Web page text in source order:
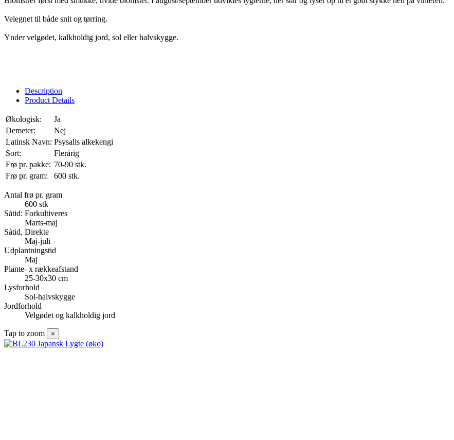
Velegnet til både snit og tørring.
Ynder velgødet, kalkholdig jord, sol eller halvskygge.
Description
Product Details
Økologisk:
Ja
Demeter:
Nej
Latinsk Navn: Psysalis alkekengi
Sort:
Flerårig
Frø pr. pakke: 70-90 stk.
Frø pr. gram:
600 stk.
Antal frø pr. gram
600 stk
Såtid: Forkultiveres
Marts-maj
Såtid, Direkte
Maj-juli
Udplantningstid
Maj
Plante- x rækkeafstand
25-30x30 cm
Lysforhold
Sol-halvskygge
Jordforhold
Velgødet og kalkholdig jord
Tap to zoom ×